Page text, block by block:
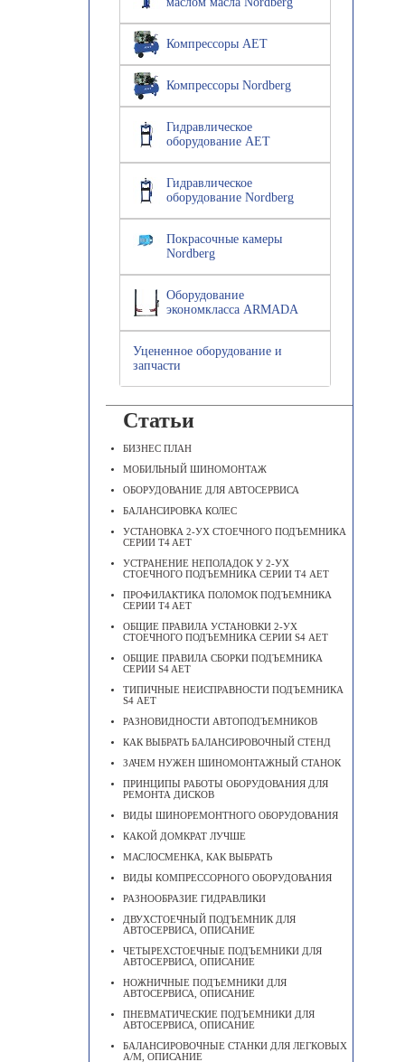
Компрессоры AET
Компрессоры Nordberg
Гидравлическое
оборудование AET
Гидравлическое
оборудование Nordberg
Покрасочные камеры
Nordberg
Оборудование
экономкласса ARMADA
Уцененное оборудование и
запчасти
Статьи
БИЗНЕС ПЛАН
МОБИЛЬНЫЙ ШИНОМОНТАЖ
ОБОРУДОВАНИЕ ДЛЯ АВТОСЕРВИСА
БАЛАНСИРОВКА КОЛЕС
УСТАНОВКА 2-УХ СТОЕЧНОГО ПОДЪЕМНИКА
СЕРИИ T4 AET
УСТРАНЕНИЕ НЕПОЛАДОК У 2-УХ
СТОЕЧНОГО ПОДЪЕМНИКА СЕРИИ Т4 АЕТ
ПРОФИЛАКТИКА ПОЛОМОК ПОДЪЕМНИКА
СЕРИИ T4 AET
ОБЩИЕ ПРАВИЛА УСТАНОВКИ 2-УХ
СТОЕЧНОГО ПОДЪЕМНИКА СЕРИИ S4 АЕТ
ОБЩИЕ ПРАВИЛА СБОРКИ ПОДЪЕМНИКА
СЕРИИ S4 AET
ТИПИЧНЫЕ НЕИСПРАВНОСТИ ПОДЪЕМНИКА
S4 АЕТ
РАЗНОВИДНОСТИ АВТОПОДЪЕМНИКОВ
КАК ВЫБРАТЬ БАЛАНСИРОВОЧНЫЙ СТЕНД
ЗАЧЕМ НУЖЕН ШИНОМОНТАЖНЫЙ СТАНОК
ПРИНЦИПЫ РАБОТЫ ОБОРУДОВАНИЯ ДЛЯ
РЕМОНТА ДИСКОВ
ВИДЫ ШИНОРЕМОНТНОГО ОБОРУДОВАНИЯ
КАКОЙ ДОМКРАТ ЛУЧШЕ
МАСЛОСМЕНКА, КАК ВЫБРАТЬ
ВИДЫ КОМПРЕССОРНОГО ОБОРУДОВАНИЯ
РАЗНООБРАЗИЕ ГИДРАВЛИКИ
ДВУХСТОЕЧНЫЙ ПОДЪЕМНИК ДЛЯ
АВТОСЕРВИСА, ОПИСАНИЕ
ЧЕТЫРЕХСТОЕЧНЫЕ ПОДЪЕМНИКИ ДЛЯ
АВТОСЕРВИСА, ОПИСАНИЕ
НОЖНИЧНЫЕ ПОДЪЕМНИКИ ДЛЯ
АВТОСЕРВИСА, ОПИСАНИЕ
ПНЕВМАТИЧЕСКИЕ ПОДЪЕМНИКИ ДЛЯ
АВТОСЕРВИСА, ОПИСАНИЕ
БАЛАНСИРОВОЧНЫЕ СТАНКИ ДЛЯ ЛЕГКОВЫХ
А/М, ОПИСАНИЕ